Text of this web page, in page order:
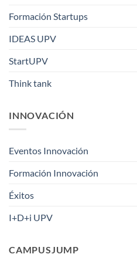
Formación Startups
IDEAS UPV
StartUPV
Think tank
INNOVACIÓN
Eventos Innovación
Formación Innovación
Éxitos
I+D+i UPV
CAMPUSJUMP